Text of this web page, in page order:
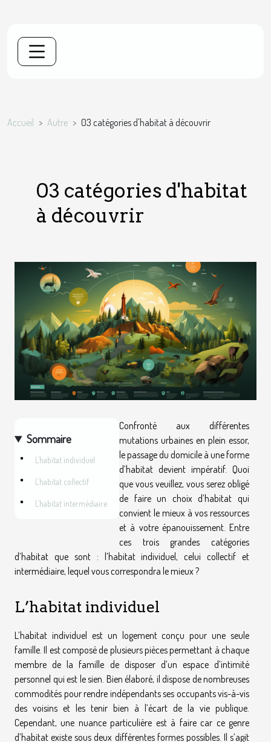
Accueil Autre 03 catégories d'habitat à découvrir
03 catégories d'habitat
à découvrir
Sommaire
L’habitat individuel
L’habitat collectif
L’habitat intermédiaire
Confronté aux différentes
mutations urbaines en plein essor,
le passage du domicile à une forme
d’habitat devient impératif. Quoi
que vous veuillez, vous serez obligé
de faire un choix d’habitat qui
convient le mieux à vos ressources
et à votre épanouissement. Entre
ces trois grandes catégories
d’habitat que sont : l’habitat individuel, celui collectif et
intermédiaire, lequel vous correspondra le mieux ?
L’habitat individuel
L’habitat individuel est un logement conçu pour une seule
famille. Il est composé de plusieurs pièces permettant à chaque
membre de la famille de disposer d’un espace d’intimité
personnel qui est le sien. Bien élaboré, il dispose de nombreuses
commodités pour rendre indépendants ses occupants vis-à-vis
des voisins et les tenir bien à l’écart de la vie publique.
Cependant, une nuance particulière est à faire car ce genre
d’habitat existe sous deux différentes formes possibles. Il s’agit